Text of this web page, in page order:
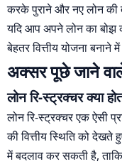
करके पुराने और नए लोन की
यदि आप अपने लोन का
बेहतर वित्तीय योजना
अक्सर पूछे जाने
लोन रि-स्ट्रक्चर क्या
लोन रि-स्ट्रक्चर एक ऐसी
की वित्तीय स्थिति को देखते
में बदलाव कर सकती है,